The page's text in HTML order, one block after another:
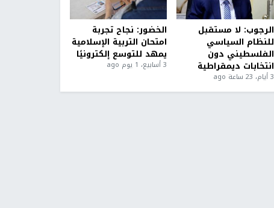
الرجوب: لا مستقبل
للنظام السياسي
الفلسطيني دون
انتخابات ديمقراطية
3 أيام، 23 ساعة ago
الخضور: نجاح تجربة
امتحان التربية الإسلامية
يمهد للتوسع إلكترونيًا
3 أسابيع، 1 يوم ago